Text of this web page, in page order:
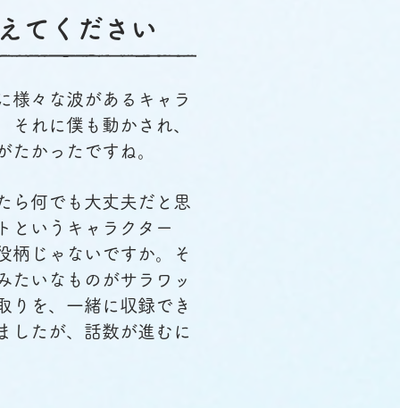
てください
様々な波があるキャラ
れに僕も動かされ、
かったですね。
ら何でも大丈夫だと思
というキャラクター
柄じゃないですか。そ
たいなものがサラワッ
りを、一緒に収録でき
したが、話数が進むに